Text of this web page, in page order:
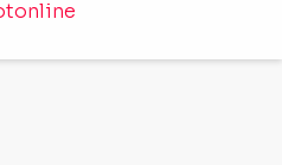
alta no Brasil, Suzuki v-strom